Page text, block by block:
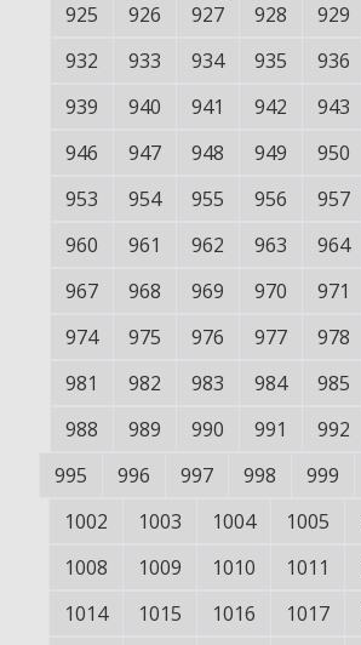
925
926 927 928 929
932
933 934 935 936
939
940 941 942 943
946
947 948 949 950
953
954 955 956 957
960
961 962 963 964
967
968 969 970 971
974
975 976 977 978
981
982 983 984 985
988
989 990 991 992
995
996 997 998 999
1002
1003 1004 1005
1008
1009 1010 1011
1014
1015 1016 1017